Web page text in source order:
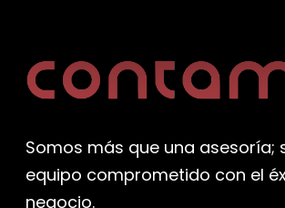
Somos más que una asesoría;
equipo comprometido con el
negocio.